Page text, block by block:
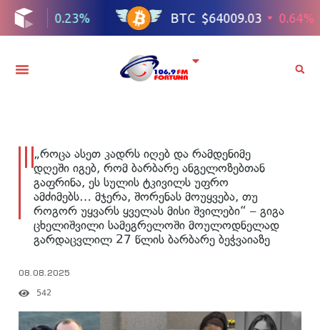
„როცა ასეთ კადრს იღებ და რამდენიმე
დღეში იგებ, რომ ბარბარე ანგელოზებთან
გაფრინა, ეს სულის ტკივილს უფრო
ამძიმებს… მჯერა, შორენას მოუყვება, თუ
როგორ უყვარს ყველას მისი შვილები“ – გიგა
ცხელიშვილი სამეგრელოში მოულოდნელად
გარდაცვლილ 27 წლის ბარბარე ბეჭვაიაზე
08.08.2025
542